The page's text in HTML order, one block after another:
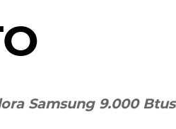
Samsung 9.000 Btus